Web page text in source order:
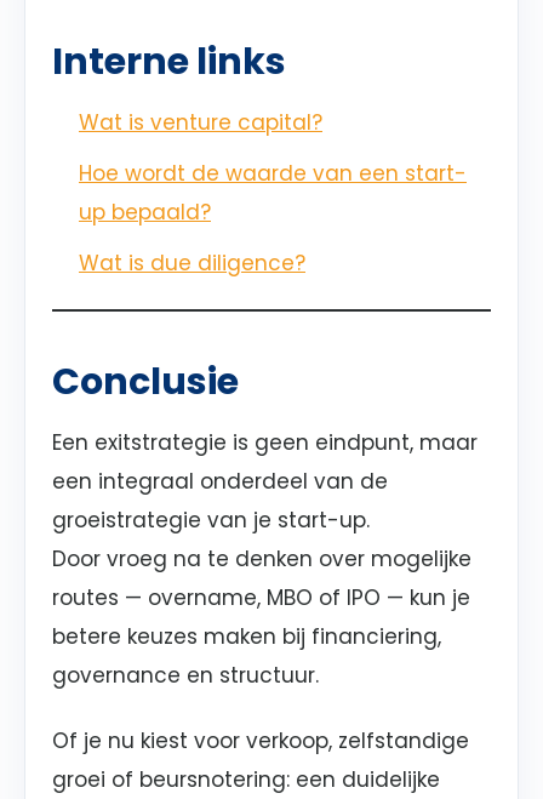
Interne links
Wat is venture capital?
Hoe wordt de waarde van een start-
up bepaald?
Wat is due diligence?
Conclusie
Een exitstrategie is geen eindpunt, maar
een integraal onderdeel van de
groeistrategie van je start-up.
Door vroeg na te denken over mogelijke
routes — overname, MBO of IPO — kun je
betere keuzes maken bij financiering,
governance en structuur.
Of je nu kiest voor verkoop, zelfstandige
groei of beursnotering: een duidelijke